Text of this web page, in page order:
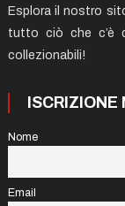
Esplora il nostro
tutto ciò che c’è
collezionabili!
Nome
Email